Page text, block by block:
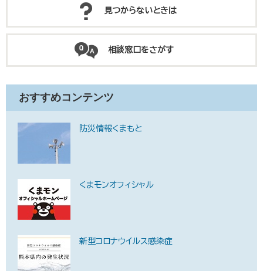
見つからないときは
相談窓口をさがす
おすすめコンテンツ
防災情報くまもと
くまモンオフィシャル
新型コロナウイルス感染症